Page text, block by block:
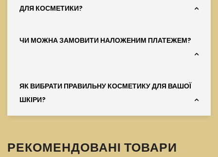
ДЛЯ КОСМЕТИКИ?
ЧИ МОЖНА ЗАМОВИТИ НАЛОЖЕНИМ ПЛАТЕЖЕМ?
ЯК ВИБРАТИ ПРАВИЛЬНУ КОСМЕТИКУ ДЛЯ ВАШОЇ
ШКІРИ?
РЕКОМЕНДОВАНІ ТОВАРИ